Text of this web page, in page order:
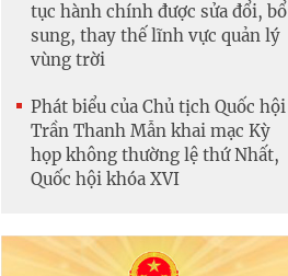
tục hành chính được sửa đổi, bổ
sung, thay thế lĩnh vực quản lý
vùng trời
Phát biểu của Chủ tịch Quốc hội
Trần Thanh Mẫn khai mạc Kỳ
họp không thường lệ thứ Nhất,
Quốc hội khóa XVI